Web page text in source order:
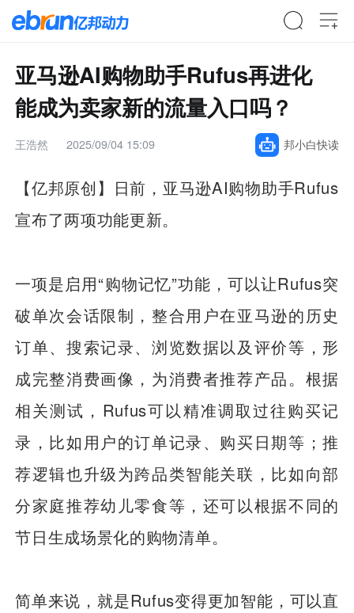
亚马逊AI购物助手Rufus再进化
能成为卖家新的流量入口吗？
王浩然 2025/09/04 15:09 邦小白快读
【亿邦原创】 日前，亚马逊AI购物助手Rufus
宣布了两项功能更新。
一项是启用“购物记忆”功能，可以让Rufus突
破单次会话限制，整合用户在亚马逊的历史
订单、搜索记录、浏览数据以及评价等，形
成完整消费画像，为消费者推荐产品。 根据
相关测试，Rufus可以精准调取过往购买记
录，比如用户的订单记录、购买日期等；推
荐逻辑也升级为跨品类智能关联，比如向部
分家庭推荐幼儿零食等，还可以根据不同的
节日生成场景化的购物清单。
简单来说，就是Rufus变得更加智能，可以直